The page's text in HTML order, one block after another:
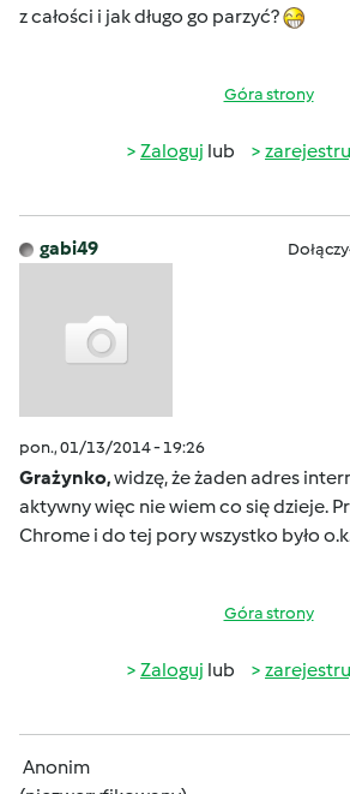
z całości i jak długo go parzyć?
Góra strony
Zaloguj lub
gabi49
pon., 01/13/2014 - 19:26
Grażynko,widzę, że żaden adres
aktywny więc nie wiem co się dzieje.
Chrome i do tej pory wszystko było
Góra strony
Zaloguj lub
Anonim